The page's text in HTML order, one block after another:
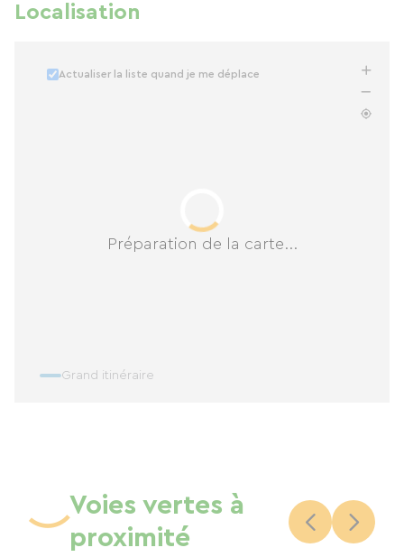
Localisation
Préparation de la carte...
Actualiser la liste quand je me déplace
Grand itinéraire
Voies vertes à
proximité